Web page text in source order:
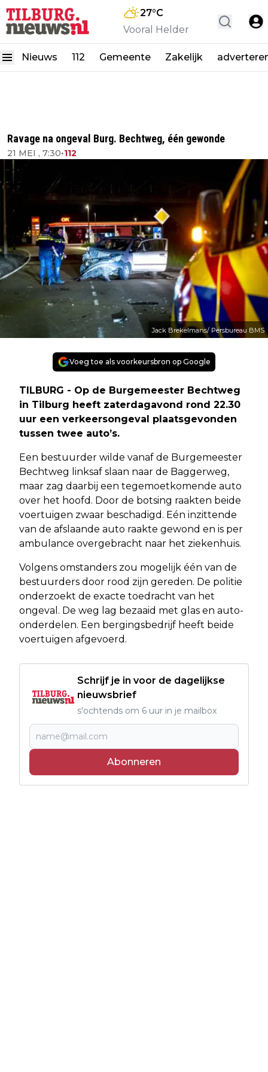
27°C
Vooral Helder
Nieuws 112 Gemeente Zakelijk
Ravage na ongeval Burg. Bechtweg, één gewonde
21 MEI , 7:30•112
Jack Brekelmans/ Persbureau BMS
Voeg toe als voorkeursbron op Google
TILBURG - Op de Burgemeester Bechtweg
in Tilburg heeft zaterdagavond rond 22.30
uur een verkeersongeval plaatsgevonden
tussen twee auto’s.
Een bestuurder wilde vanaf de Burgemeester
Bechtweg linksaf slaan naar de Baggerweg,
maar zag daarbij een tegemoetkomende auto
over het hoofd. Door de botsing raakten beide
voertuigen zwaar beschadigd. Eén inzittende
van de afslaande auto raakte gewond en is per
ambulance overgebracht naar het ziekenhuis.
Volgens omstanders zou mogelijk één van de
bestuurders door rood zijn gereden. De politie
onderzoekt de exacte toedracht van het
ongeval. De weg lag bezaaid met glas en auto-
onderdelen. Een bergingsbedrijf heeft beide
voertuigen afgevoerd.
Schrijf je in voor de dagelijkse
nieuwsbrief
s'ochtends om 6 uur in je mailbox
Abonneren